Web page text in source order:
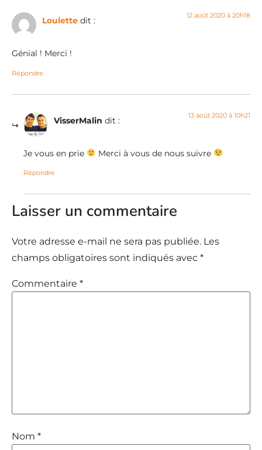
Loulette dit : 12 août 2020 à 20h18
Génial ! Merci !
Répondre
VisserMalin dit : 13 août 2020 à 10h21
Je vous en prie Merci à vous de nous suivre
Répondre
Laisser un commentaire
Votre adresse e-mail ne sera pas publiée. Les
champs obligatoires sont indiqués avec *
Commentaire *
Nom *